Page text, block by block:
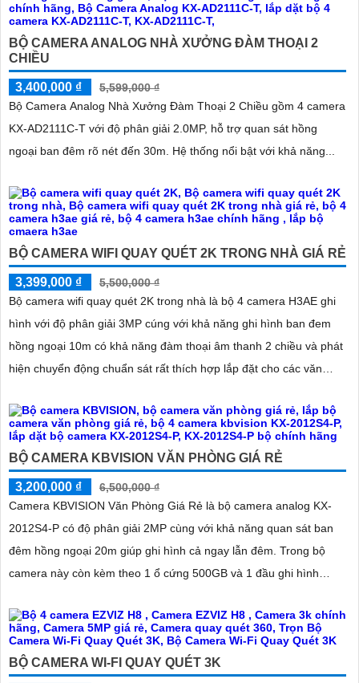
BỘ CAMERA ANALOG NHÀ XƯỞNG ĐÀM THOẠI 2
CHIỀU
3,400,000 ₫
5,599,000 ₫
Bộ Camera Analog Nhà Xưởng Đàm Thoại 2 Chiều gồm 4 camera
KX-AD2111C-T với độ phân giải 2.0MP, hỗ trợ quan sát hồng
ngoại ban đêm rõ nét đến 30m. Hệ thống nổi bật với khả năng...
BỘ CAMERA WIFI QUAY QUÉT 2K TRONG NHÀ GIÁ RẺ
3,399,000 ₫
5,500,000 ₫
Bộ camera wifi quay quét 2K trong nhà là bộ 4 camera H3AE ghi
hình với độ phân giải 3MP cúng với khả năng ghi hình ban đem
hồng ngoại 10m có khả năng đàm thoại âm thanh 2 chiều và phát
hiện chuyển động chuẩn sát rất thích hợp lắp đặt cho các văn
giám sát đêm vừa có thể đàm thoại được âm thanh 2 chiều.
BỘ CAMERA KBVISION VĂN PHÒNG GIÁ RẺ
3,200,000 ₫
6,500,000 ₫
Camera KBVISION Văn Phòng Giá Rẻ là bộ camera analog KX-
2012S4-P có độ phân giải 2MP cùng với khả năng quan sát ban
đêm hồng ngoại 20m giúp ghi hình cả ngay lẫn đêm. Trong bộ
camera này còn kèm theo 1 ổ cứng 500GB và 1 đầu ghi hình
mắt camera
BỘ CAMERA WI-FI QUAY QUÉT 3K